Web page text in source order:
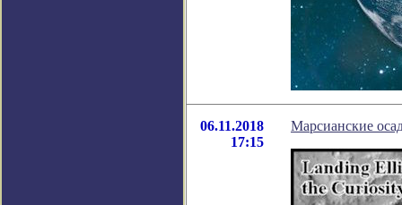
06.11.2018
17:15
Марсианские